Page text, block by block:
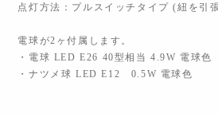
点灯方法：プルスイッチタイプ (紐を引
電球が2ヶ付属します。
・電球 LED E26 40型相当 4.9W 電球色
・ナツメ球 LED E12 0.5W 電球色